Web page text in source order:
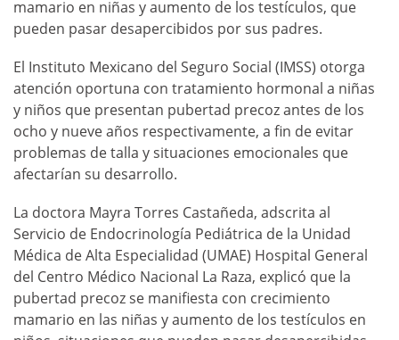
mamario en niñas y aumento de los testículos, que
pueden pasar desapercibidos por sus padres.
El Instituto Mexicano del Seguro Social (IMSS) otorga
atención oportuna con tratamiento hormonal a niñas
y niños que presentan pubertad precoz antes de los
ocho y nueve años respectivamente, a fin de evitar
problemas de talla y situaciones emocionales que
afectarían su desarrollo.
La doctora Mayra Torres Castañeda, adscrita al
Servicio de Endocrinología Pediátrica de la Unidad
Médica de Alta Especialidad (UMAE) Hospital General
del Centro Médico Nacional La Raza, explicó que la
pubertad precoz se manifiesta con crecimiento
mamario en las niñas y aumento de los testículos en